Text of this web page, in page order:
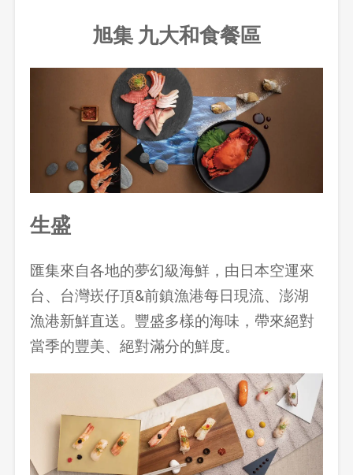
旭集 九大和食餐區
生盛
匯集來自各地的夢幻級海鮮，由日本空運來
台、台灣崁仔頂&前鎮漁港每日現流、澎湖
漁港新鮮直送。豐盛多樣的海味，帶來絕對
當季的豐美、絕對滿分的鮮度。